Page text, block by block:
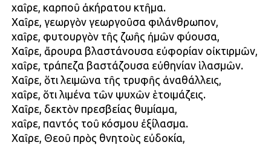
χαῖρε, καρποῦ ἀκήρατου κτῆμα.
Χαῖρε, γεωργὸν γεωργοῦσα φιλάνθρωπον,
χαῖρε, φυτουργὸν τῆς ζωῆς ἠμῶν φύουσα,
Χαῖρε, ἄρουρα βλαστάνουσα εὐφορίαν οἰκτιρμῶν,
χαῖρε, τράπεζα βαστάζουσα εὐθηνίαν ἱλασμῶν.
Χαῖρε, ὅτι λειμῶνα τῆς τρυφῆς ἀναθάλλεις,
χαῖρε, ὅτι λιμένα τῶν ψυχῶν ἑτοιμάζεις.
Χαῖρε, δεκτὸν πρεσβείας θυμίαμα,
χαῖρε, παντός τοῦ κόσμου ἐξίλασμα.
Χαῖρε, Θεοῦ πρὸς θνητοὺς εὐδοκία,